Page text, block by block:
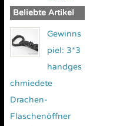
Beliebte Artikel
Gewinns
piel: 3*3
handges
chmiedete
Drachen-
Flaschenöffner